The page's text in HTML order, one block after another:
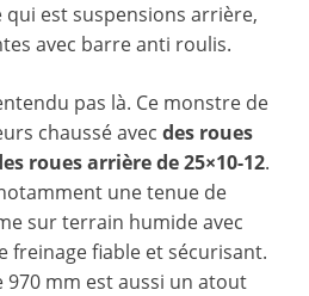
est suspensions arrière,
avec barre anti roulis.
pas là. Ce monstre de
chaussé avec des roues
roues arrière de 25×10-12.
une tenue de
sur terrain humide avec
freinage fiable et sécurisant.
970 mm est aussi un atout